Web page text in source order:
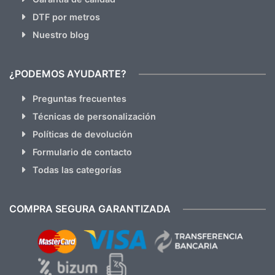
DTF por metros
Nuestro blog
¿PODEMOS AYUDARTE?
Preguntas frecuentes
Técnicas de personalización
Políticas de devolución
Formulario de contacto
Todas las categorías
COMPRA SEGURA GARANTIZADA